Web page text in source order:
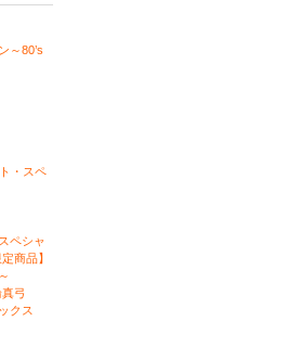
～80’s
・スペ
ペシャ
商品】
弓
クス